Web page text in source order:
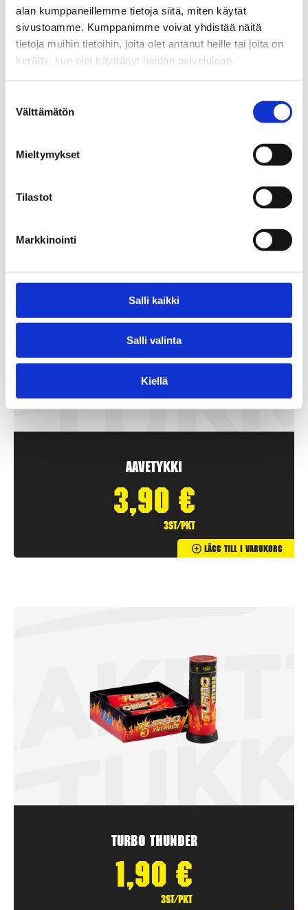
alan kumppaneillemme tietoja siitä, miten käytät
sivustoamme. Kumppanimme voivat yhdistää näitä
tietoja muihin tietoihin, joita olet antanut heille tai joita on
kerätty, kun olet käyttänyt heidän palvelujaan.
valinta
Välttämätön
Mieltymykset
Tilastot
Markkinointi
Salli kaikki
Salli valinta
Kiellä
Aavetykki
3,90 €
3st/pkt
Lägg Till I Varukorg
Turbo Thunder
1,90 €
3st/pkt